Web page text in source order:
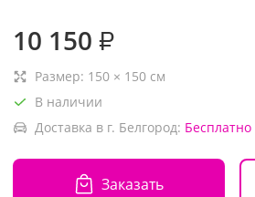
10 150 ₽
Размер: 150 × 150 см
В наличии
Доставка в г. Белгород: Бесплатно
Заказать